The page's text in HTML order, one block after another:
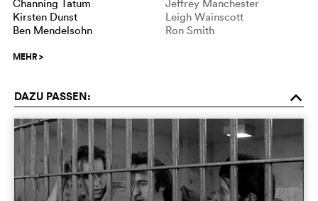
Channing Tatum
Jeffrey Manchester
Kirsten Dunst
Leigh Wainscott
Ben Mendelsohn
Ron Smith
MEHR>
DAZU PASSEN: o